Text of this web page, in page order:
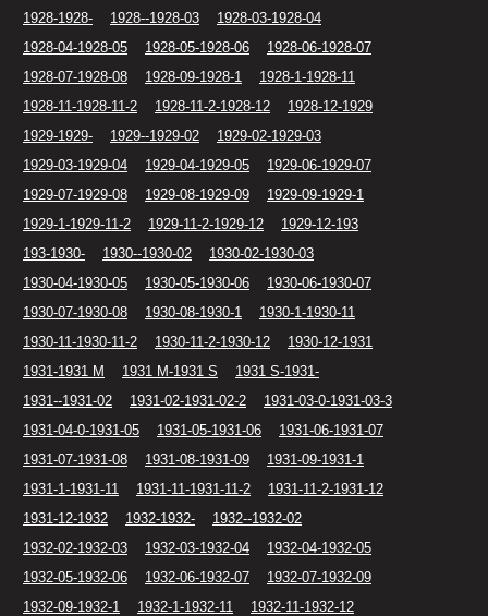
1928-1928- 1928--1928-03
1928-03-1928-04
1928-04-1928-05
1928-05-1928-06
1928-06-1928-07
1928-07-1928-08
1928-09-1928-1
1928-1-1928-11
1928-11-1928-11-2
1928-11-2-1928-12
1928-12-1929
1929-1929-
1929--1929-02
1929-02-1929-03
1929-03-1929-04
1929-04-1929-05
1929-06-1929-07
1929-07-1929-08
1929-08-1929-09
1929-09-1929-1
1929-1-1929-11-2
1929-11-2-1929-12
1929-12-193
193-1930-
1930--1930-02
1930-02-1930-03
1930-04-1930-05
1930-05-1930-06
1930-06-1930-07
1930-07-1930-08
1930-08-1930-1
1930-1-1930-11
1930-11-1930-11-2
1930-11-2-1930-12
1930-12-1931
1931-1931 M
1931 M-1931 S
1931 S-1931-
1931--1931-02
1931-02-1931-02-2
1931-03-0-1931-03-3
1931-04-0-1931-05
1931-05-1931-06
1931-06-1931-07
1931-07-1931-08
1931-08-1931-09
1931-09-1931-1
1931-1-1931-11
1931-11-1931-11-2
1931-11-2-1931-12
1931-12-1932
1932-1932-
1932--1932-02
1932-02-1932-03
1932-03-1932-04
1932-04-1932-05
1932-05-1932-06
1932-06-1932-07
1932-07-1932-09
1932-09-1932-1
1932-1-1932-11
1932-11-1932-12